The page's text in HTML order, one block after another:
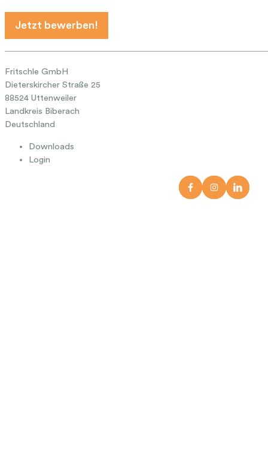
Jetzt bewerben!
Fritschle GmbH
Dieterskircher Straße 25
88524 Uttenweiler
Landkreis Biberach
Deutschland
Downloads
Login